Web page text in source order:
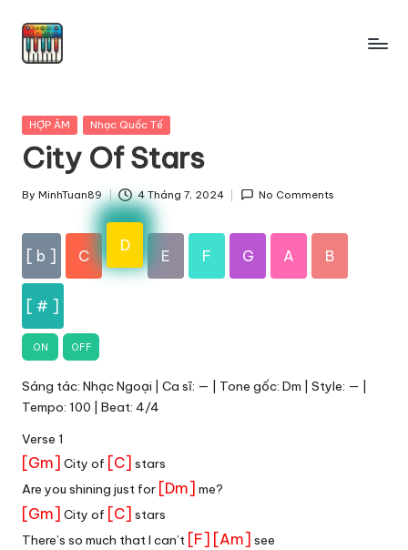
Skip
Posted
HỢP ÂM Nhạc Quốc Tế
City Of Stars
Posted
By MinhTuan89 4 Tháng 7, 2024 No Comments
[ b ] C
D
E F G A B
[ # ]
ON OFF
Sáng tác: Nhạc Ngoại | Ca sĩ: — | Tone gốc: Dm | Style: — |
Tempo: 100 | Beat: 4/4
Verse 1
[Gm] City of [C] stars
Are you shining just for [Dm] me?
[Gm] City of [C] stars
There’s so much that I can’t [F] [Am] see